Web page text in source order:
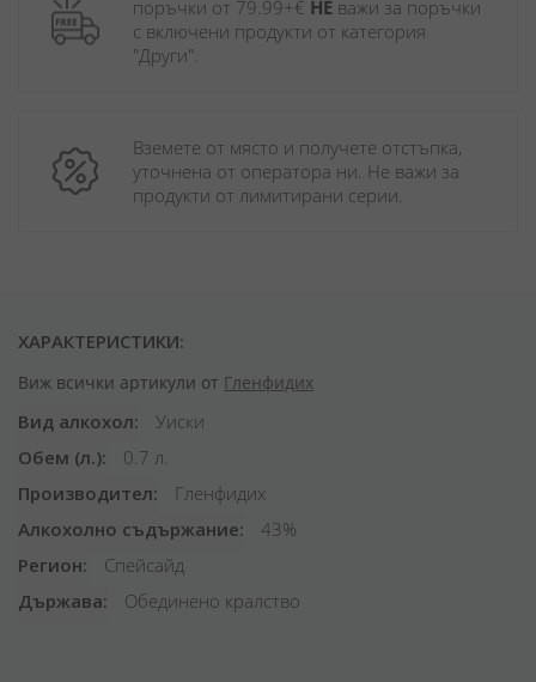
поръчки от 79.99+€ НЕ важи за поръчки
с включени продукти от категория
"Други".
Вземете от място и получете отстъпка,
уточнена от оператора ни. Не важи за
продукти от лимитирани серии.
ХАРАКТЕРИСТИКИ:
Виж всички артикули от Гленфидих
Вид алкохол
Уиски
Обем (л.)
0.7 л.
Производител
Гленфидих
Алкохолно съдържание
43%
Регион
Спейсайд
Държава
Обединено кралство